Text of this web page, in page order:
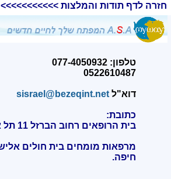
חזרה לדף תודות והמלצות >>>>>>>>>>>
טלפון: 077-4050932
0522610487
דוא"לsisrael@bezeqint.net
כתובת:
בית הרופאים רחוב הברזל 11 תל אביב.
חיפה.